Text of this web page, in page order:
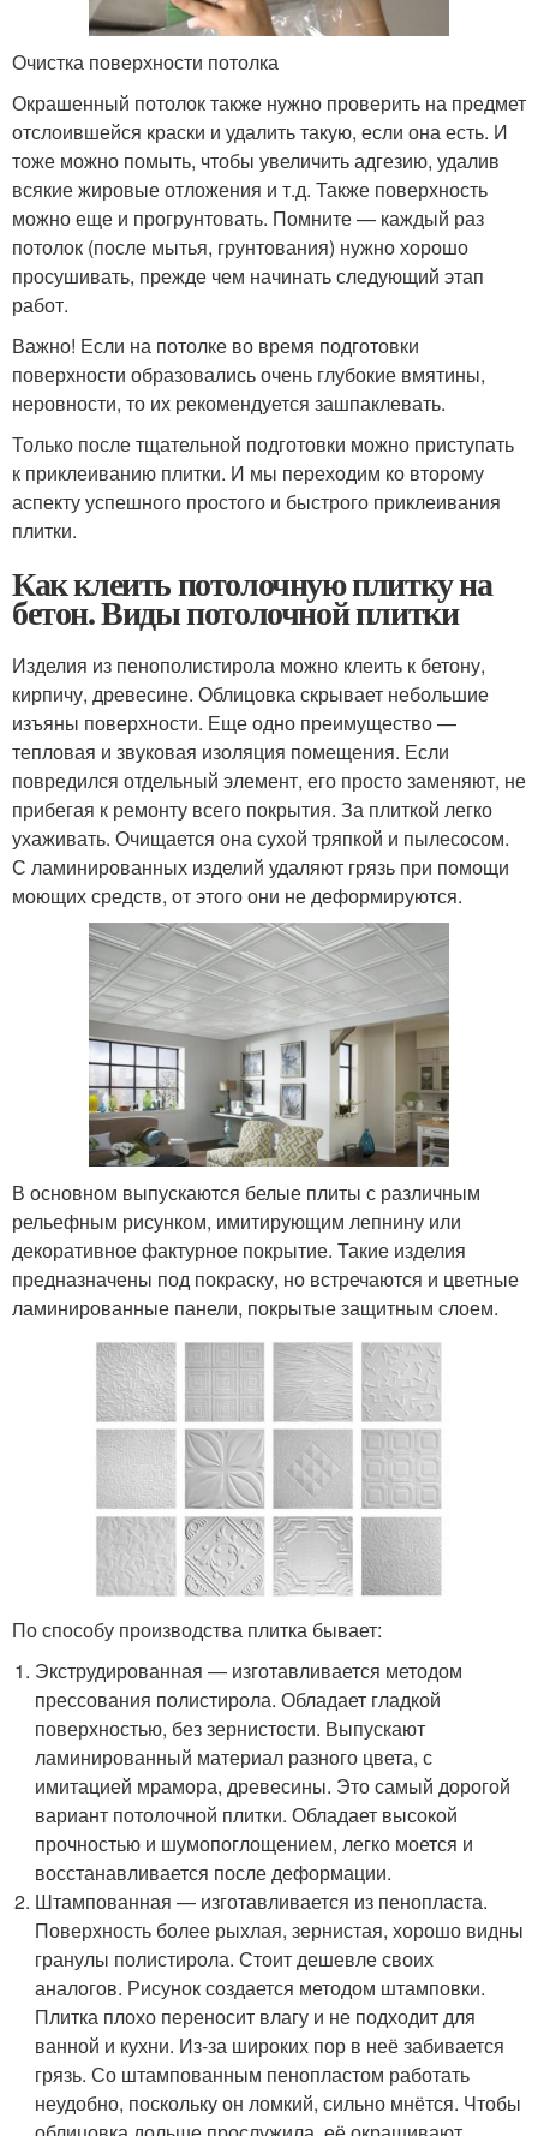
Очистка поверхности потолка
Окрашенный потолок также нужно проверить на предмет
отслоившейся краски и удалить такую, если она есть. И
тоже можно помыть, чтобы увеличить адгезию, удалив
всякие жировые отложения и т.д. Также поверхность
можно еще и прогрунтовать. Помните — каждый раз
потолок (после мытья, грунтования) нужно хорошо
просушивать, прежде чем начинать следующий этап
работ.
Важно! Если на потолке во время подготовки
поверхности образовались очень глубокие вмятины,
неровности, то их рекомендуется зашпаклевать.
Только после тщательной подготовки можно приступать
к приклеиванию плитки. И мы переходим ко второму
аспекту успешного простого и быстрого приклеивания
плитки.
Как клеить потолочную плитку на
бетон. Виды потолочной плитки
Изделия из пенополистирола можно клеить к бетону,
кирпичу, древесине. Облицовка скрывает небольшие
изъяны поверхности. Еще одно преимущество —
тепловая и звуковая изоляция помещения. Если
повредился отдельный элемент, его просто заменяют, не
прибегая к ремонту всего покрытия. За плиткой легко
ухаживать. Очищается она сухой тряпкой и пылесосом.
С ламинированных изделий удаляют грязь при помощи
моющих средств, от этого они не деформируются.
В основном выпускаются белые плиты с различным
рельефным рисунком, имитирующим лепнину или
декоративное фактурное покрытие. Такие изделия
предназначены под покраску, но встречаются и цветные
ламинированные панели, покрытые защитным слоем.
По способу производства плитка бывает:
Экструдированная — изготавливается методом
прессования полистирола. Обладает гладкой
поверхностью, без зернистости. Выпускают
ламинированный материал разного цвета, с
имитацией мрамора, древесины. Это самый дорогой
вариант потолочной плитки. Обладает высокой
прочностью и шумопоглощением, легко моется и
восстанавливается после деформации.
Штампованная — изготавливается из пенопласта.
Поверхность более рыхлая, зернистая, хорошо видны
гранулы полистирола. Стоит дешевле своих
аналогов. Рисунок создается методом штамповки.
Плитка плохо переносит влагу и не подходит для
ванной и кухни. Из-за широких пор в неё забивается
грязь. Со штампованным пенопластом работать
неудобно, поскольку он ломкий, сильно мнётся. Чтобы